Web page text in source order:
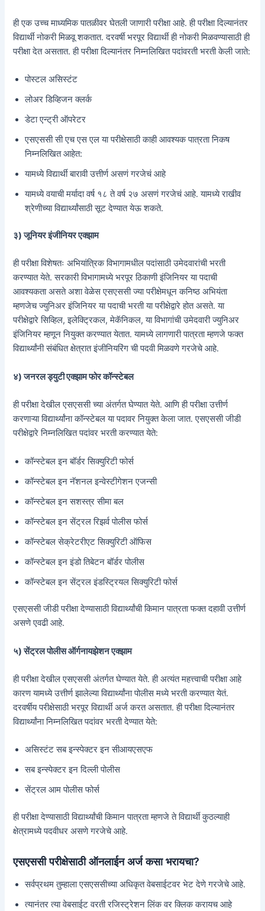
ही एक उच्च माध्यमिक पातळीवर घेतली जाणारी परीक्षा आहे. ही परीक्षा दिल्यानंतर
विद्यार्थी नोकरी मिळवू शकतात. दरवर्षी भरपूर विद्यार्थी ही नोकरी मिळवण्यासाठी ही
परीक्षा देत असतात. ही परीक्षा दिल्यानंतर निम्नलिखित पदांवरती भरती केली जाते:
पोस्टल असिस्टंट
लोअर डिव्हिजन क्लर्क
डेटा एन्ट्री ऑपरेटर
एसएससी सी एच एस एल या परीक्षेसाठी काही आवश्यक पात्रता निकष
निम्नलिखित आहेत:
यामध्ये विद्यार्थी बारावी उत्तीर्ण असणं गरजेचं आहे
यामध्ये वयाची मर्यादा वर्ष १८ ते वर्ष २७ असणं गरजेचं आहे. यामध्ये राखीव
श्रेणीच्या विद्यार्थ्यांसाठी सूट देण्यात येऊ शकते.
३) जूनियर इंजीनियर एक्झाम
ही परीक्षा विशेषतः अभियांत्रिक विभागामधील पदांसाठी उमेदवारांची भरती
करण्यात येते. सरकारी विभागामध्ये भरपूर ठिकाणी इंजिनियर या पदाची
आवश्यकता असते अशा वेळेस एसएससी ज्या परीक्षेमधून कनिष्ठ अभियंता
म्हणजेच ज्युनिअर इंजिनियर या पदाची भरती या परीक्षेद्वारे होत असते. या
परीक्षेद्वारे सिव्हिल, इलेक्ट्रिकल, मेकॅनिकल, या विभागांची उमेदवारी ज्युनिअर
इंजिनियर म्हणून नियुक्त करण्यात येतात. यामध्ये लागणारी पात्रता म्हणजे फक्त
विद्यार्थ्यांनी संबंधित क्षेत्रात इंजीनियरिंग ची पदवी मिळवणे गरजेचे आहे.
४) जनरल ड्युटी एक्झाम फोर कॉन्स्टेबल
ही परीक्षा देखील एसएससी च्या अंतर्गत घेण्यात येते. आणि ही परीक्षा उत्तीर्ण
करणाऱ्या विद्यार्थ्यांना कॉन्स्टेबल या पदावर नियुक्त केला जात. एसएससी जीडी
परीक्षेद्वारे निम्नलिखित पदांवर भरती करण्यात येते:
कॉन्स्टेबल इन बॉर्डर सिक्युरिटी फोर्स
कॉन्स्टेबल इन नॅशनल इन्वेस्टीगेशन एजन्सी
कॉन्स्टेबल इन सशस्त्र सीमा बल
कॉन्स्टेबल इन सेंट्रल रिझर्व पोलीस फोर्स
कॉन्स्टेबल सेक्रेटरीएट सिक्युरिटी ऑफिस
कॉन्स्टेबल इन इंडो तिबेटन बॉर्डर पोलीस
कॉन्स्टेबल इन सेंट्रल इंडस्ट्रियल सिक्युरिटी फोर्स
एसएससी जीडी परीक्षा देण्यासाठी विद्यार्थ्यांची किमान पात्रता फक्त दहावी उत्तीर्ण
असणे एवढी आहे.
५) सेंट्रल पोलीस ऑर्गनायझेशन एक्झाम
ही परीक्षा देखील एसएससी अंतर्गत घेण्यात येते. ही अत्यंत महत्त्वाची परीक्षा आहे
कारण यामध्ये उत्तीर्ण झालेल्या विद्यार्थ्यांना पोलीस मध्ये भरती करण्यात येतं.
दरवर्षीय परीक्षेसाठी भरपूर विद्यार्थी अर्ज करत असतात. ही परीक्षा दिल्यानंतर
विद्यार्थ्यांना निम्नलिखित पदांवर भरती देण्यात येते:
असिस्टंट सब इन्स्पेक्टर इन सीआयएसएफ
सब इन्स्पेक्टर इन दिल्ली पोलीस
सेंट्रल आम पोलीस फोर्स
ही परीक्षा देण्यासाठी विद्यार्थ्यांची किमान पात्रता म्हणजे ते विद्यार्थी कुठल्याही
क्षेत्रामध्ये पदवीधर असणे गरजेचे आहे.
एसएससी परीक्षेसाठी ऑनलाईन अर्ज कसा भरायचा?
सर्वप्रथम तुम्हाला एसएससीच्या अधिकृत वेबसाईटवर भेट देणे गरजेचे आहे.
त्यानंतर त्या वेबसाईट वरती रजिस्ट्रेशन लिंक वर क्लिक करायच आहे